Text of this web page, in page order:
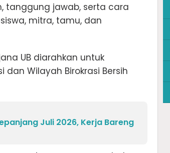
tanggung jawab, serta cara
mitra, tamu, dan
UB diarahkan untuk
Wilayah Birokrasi Bersih
Juli 2026, Kerja Bareng